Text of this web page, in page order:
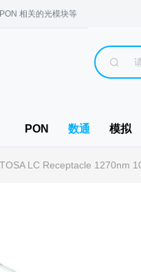
相关的光模块等
PON 数通 模拟
LC Receptacle 1270nm